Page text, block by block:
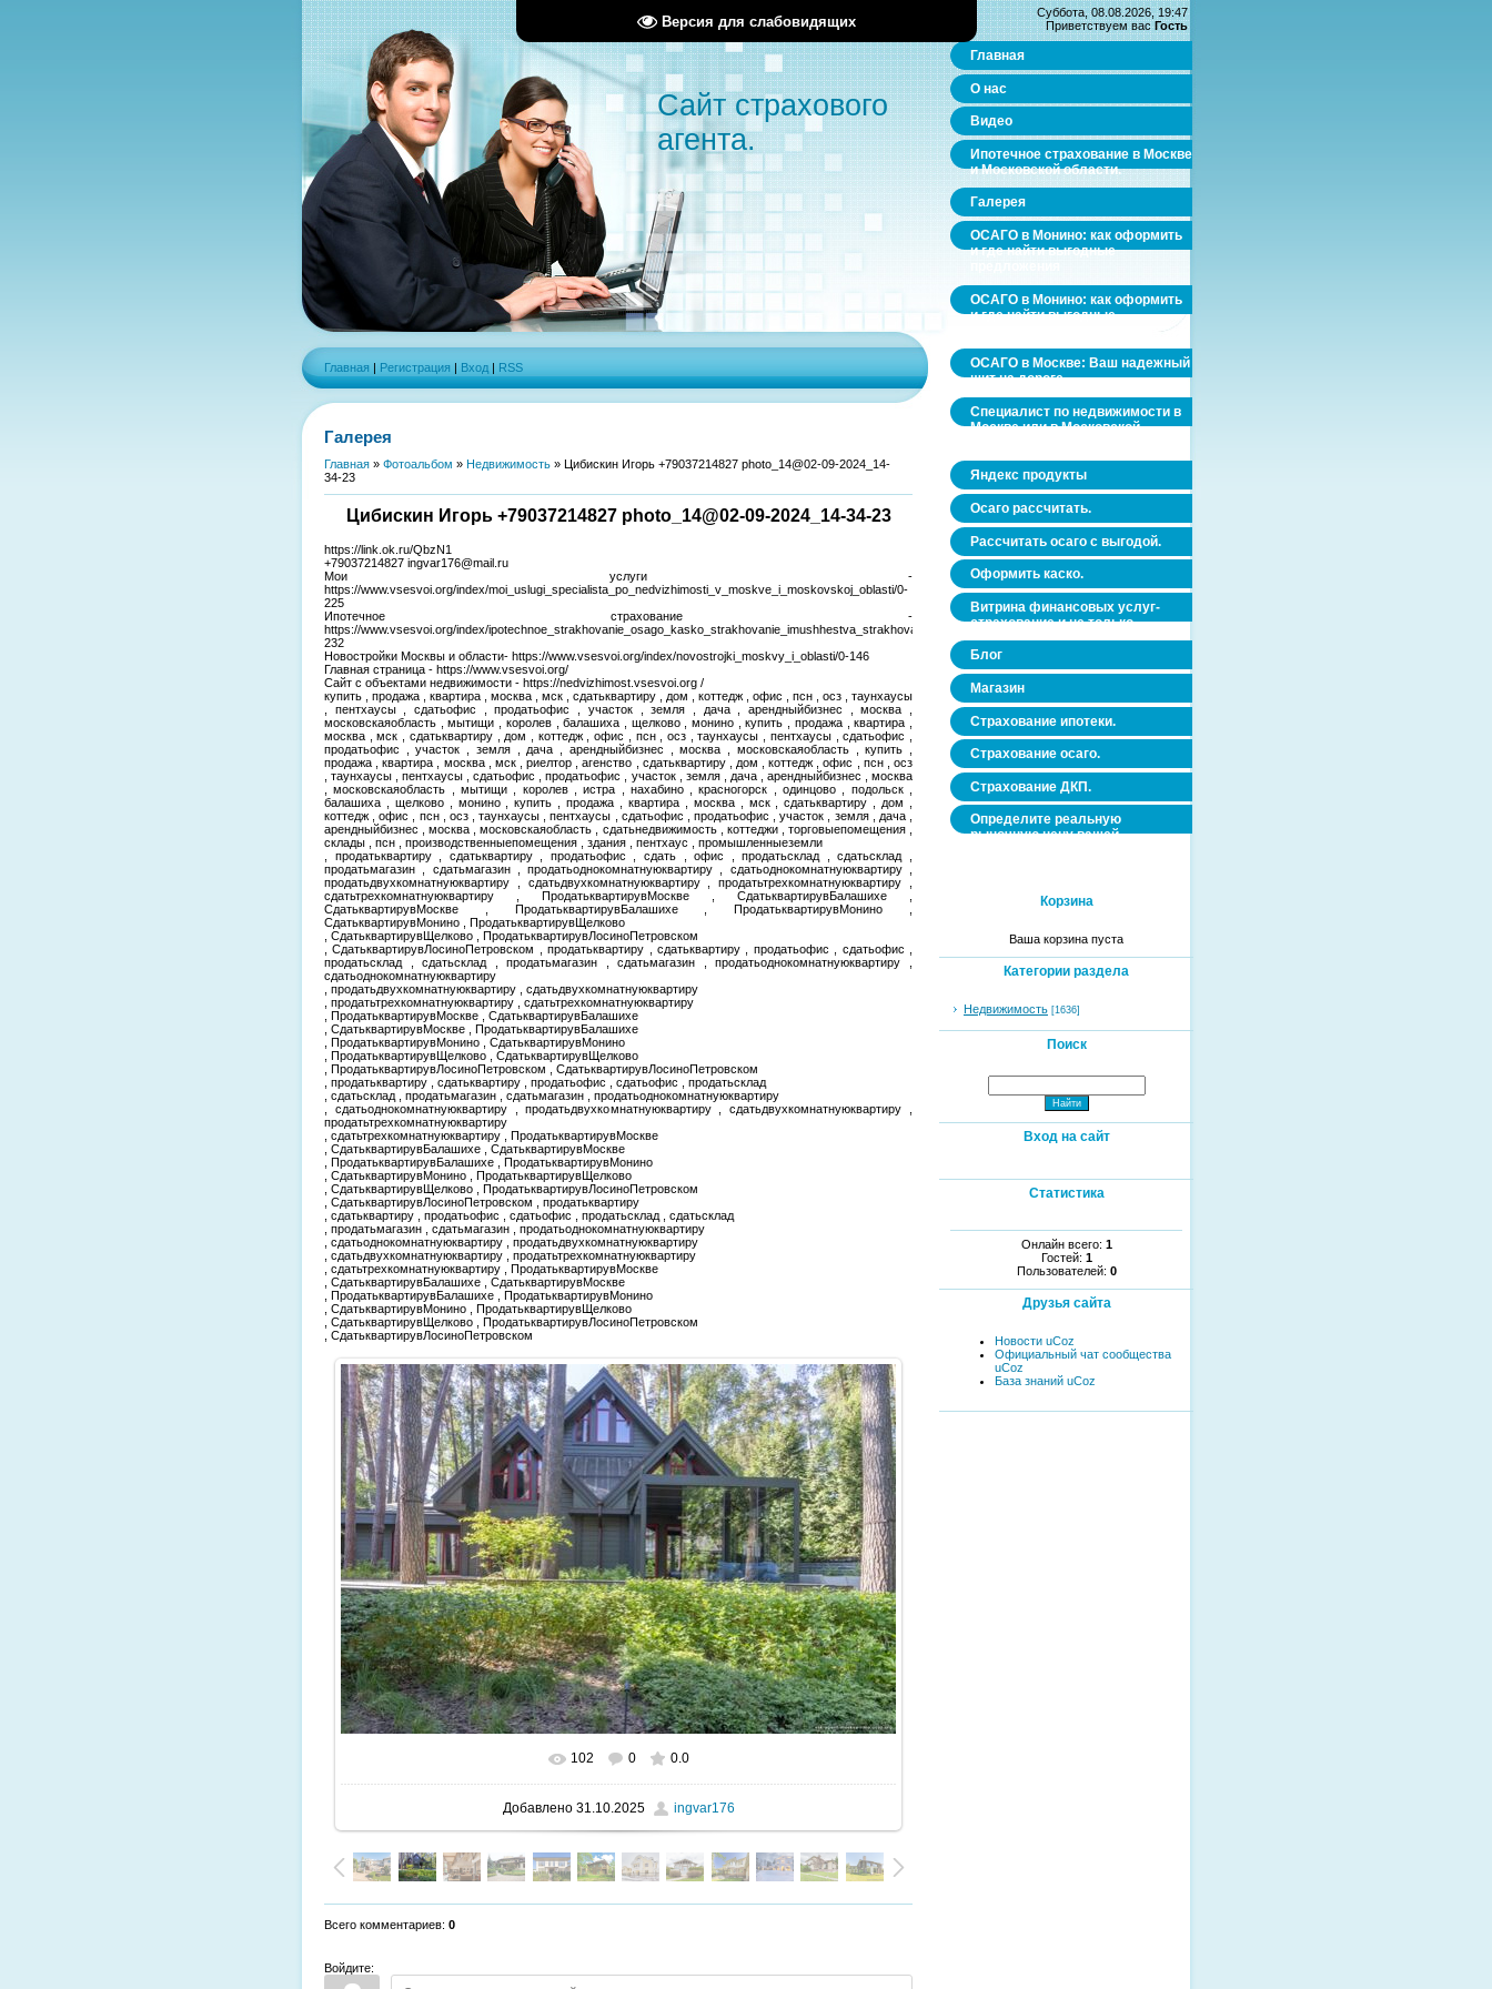
Версия для слабовидящих
Сайт страхового
агента.
Главная | Регистрация | Вход | RSS
Галерея
Главная » Фотоальбом » Недвижимость » Цибискин Игорь +79037214827 photo_14@02-09-2024_14-
34-23
Цибискин Игорь +79037214827 photo_14@02-09-2024_14-34-23
https://link.ok.ru/QbzN1
+79037214827 ingvar176@mail.ru
Мои услуги -
https://www.vsesvoi.org/index/moi_uslugi_specialista_po_nedvizhimosti_v_moskve_i_moskovskoj_oblasti/0-
225
Ипотечное страхование -
https://www.vsesvoi.org/index/ipotechnoe_strakhovanie_osago_kasko_strakhovanie_imushhestva_strakhovanie_zhizni_i_zdorovja_dms_antikleshh/0-
232
Новостройки Москвы и области- https://www.vsesvoi.org/index/novostrojki_moskvy_i_oblasti/0-146
Главная страница - https://www.vsesvoi.org/
Сайт с объектами недвижимости - https://nedvizhimost.vsesvoi.org /
купить , продажа , квартира , москва , мск , сдатьквартиру , дом , коттедж , офис , псн , осз , таунхаусы
, пентхаусы , сдатьофис , продатьофис , участок , земля , дача , арендныйбизнес , москва ,
московскаяобласть , мытищи , королев , балашиха , щелково , монино , купить , продажа , квартира ,
москва , мск , сдатьквартиру , дом , коттедж , офис , псн , осз , таунхаусы , пентхаусы , сдатьофис ,
продатьофис , участок , земля , дача , арендныйбизнес , москва , московскаяобласть , купить ,
продажа , квартира , москва , мск , риелтор , агенство , сдатьквартиру , дом , коттедж , офис , псн , осз
, таунхаусы , пентхаусы , сдатьофис , продатьофис , участок , земля , дача , арендныйбизнес , москва
, московскаяобласть , мытищи , королев , истра , нахабино , красногорск , одинцово , подольск ,
балашиха , щелково , монино , купить , продажа , квартира , москва , мск , сдатьквартиру , дом ,
коттедж , офис , псн , осз , таунхаусы , пентхаусы , сдатьофис , продатьофис , участок , земля , дача ,
арендныйбизнес , москва , московскаяобласть , сдатьнедвижимость , коттеджи , торговыепомещения ,
склады , псн , производственныепомещения , здания , пентхаус , промышленныеземли
, продатьквартиру , сдатьквартиру , продатьофис , сдать , офис , продатьсклад , сдатьсклад ,
продатьмагазин , сдатьмагазин , продатьоднокомнатнуюквартиру , сдатьоднокомнатнуюквартиру ,
продатьдвухкомнатнуюквартиру , сдатьдвухкомнатнуюквартиру , продатьтрехкомнатнуюквартиру ,
сдатьтрехкомнатнуюквартиру , ПродатьквартирувМоскве , СдатьквартирувБалашихе ,
СдатьквартирувМоскве , ПродатьквартирувБалашихе , ПродатьквартирувМонино ,
СдатьквартирувМонино , ПродатьквартирувЩелково
, СдатьквартирувЩелково , ПродатьквартирувЛосиноПетровском
, СдатьквартирувЛосиноПетровском , продатьквартиру , сдатьквартиру , продатьофис , сдатьофис ,
продатьсклад , сдатьсклад , продатьмагазин , сдатьмагазин , продатьоднокомнатнуюквартиру ,
сдатьоднокомнатнуюквартиру
, продатьдвухкомнатнуюквартиру , сдатьдвухкомнатнуюквартиру
, продатьтрехкомнатнуюквартиру , сдатьтрехкомнатнуюквартиру
, ПродатьквартирувМоскве , СдатьквартирувБалашихе
, СдатьквартирувМоскве , ПродатьквартирувБалашихе
, ПродатьквартирувМонино , СдатьквартирувМонино
, ПродатьквартирувЩелково , СдатьквартирувЩелково
, ПродатьквартирувЛосиноПетровском , СдатьквартирувЛосиноПетровском
, продатьквартиру , сдатьквартиру , продатьофис , сдатьофис , продатьсклад
, сдатьсклад , продатьмагазин , сдатьмагазин , продатьоднокомнатнуюквартиру
, сдатьоднокомнатнуюквартиру , продатьдвухкомнатнуюквартиру , сдатьдвухкомнатнуюквартиру ,
продатьтрехкомнатнуюквартиру
, сдатьтрехкомнатнуюквартиру , ПродатьквартирувМоскве
, СдатьквартирувБалашихе , СдатьквартирувМоскве
, ПродатьквартирувБалашихе , ПродатьквартирувМонино
, СдатьквартирувМонино , ПродатьквартирувЩелково
, СдатьквартирувЩелково , ПродатьквартирувЛосиноПетровском
, СдатьквартирувЛосиноПетровском , продатьквартиру
, сдатьквартиру , продатьофис , сдатьофис , продатьсклад , сдатьсклад
, продатьмагазин , сдатьмагазин , продатьоднокомнатнуюквартиру
, сдатьоднокомнатнуюквартиру , продатьдвухкомнатнуюквартиру
, сдатьдвухкомнатнуюквартиру , продатьтрехкомнатнуюквартиру
, сдатьтрехкомнатнуюквартиру , ПродатьквартирувМоскве
, СдатьквартирувБалашихе , СдатьквартирувМоскве
, ПродатьквартирувБалашихе , ПродатьквартирувМонино
, СдатьквартирувМонино , ПродатьквартирувЩелково
, СдатьквартирувЩелково , ПродатьквартирувЛосиноПетровском
, СдатьквартирувЛосиноПетровском
В реальном размере 1600x1067
102 0 0.0
Добавлено31.10.2025 ingvar176
Всего комментариев: 0
Войдите:
Суббота, 08.08.2026, 19:47
Приветствуем вас Гость
Главная
О нас
Видео
Ипотечное страхование в Москве
и Московской области.
Галерея
ОСАГО в Монино: как оформить
и где найти выгодные
ОСАГО в Монино: как оформить
и где найти выгодные
ОСАГО в Москве: Ваш надежный
щит на дороге
Специалист по недвижимости в
Москве или в Московской
Яндекс продукты
Осаго рассчитать.
Рассчитать осаго с выгодой.
Оформить каско.
Витрина финансовых услуг-
страхование и не только.
Блог
Магазин
Страхование ипотеки.
Страхование осаго.
Страхование ДКП.
Определите реальную
рыночную цену вашей
Корзина
Ваша корзина пуста
Категории раздела
Недвижимость [1636]
Поиск
Вход на сайт
Статистика
Онлайн всего: 1
Гостей: 1
Пользователей: 0
Друзья сайта
Новости uCoz
Официальный чат сообщества
uCoz
База знаний uCoz